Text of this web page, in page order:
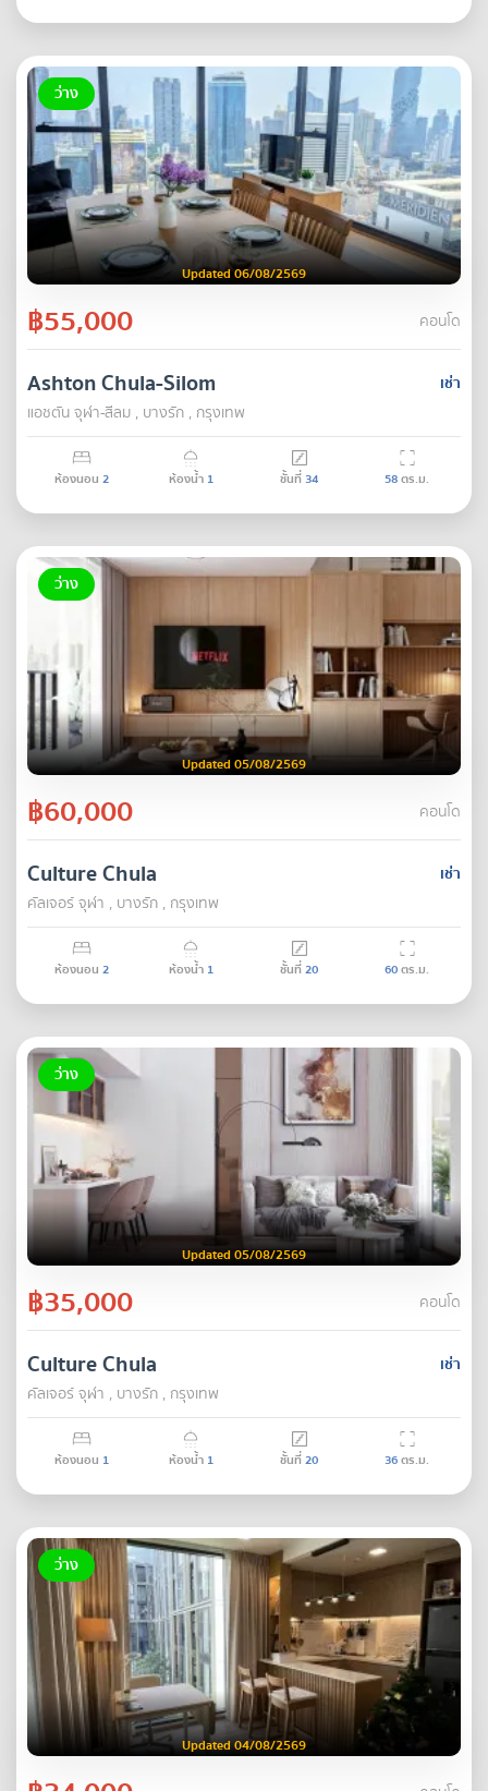
ว่าง
Updated 06/08/2569
฿55,000 คอนโด
เช่า
Ashton Chula-Silom
แอชตัน จุฬา-สีลม , บางรัก , กรุงเทพ
ห้องนอน 2 ห้องน้ำ 1 ชั้นที่34 58ตร.ม.
ว่าง
Updated 05/08/2569
฿60,000 คอนโด
เช่า
Culture Chula
คัลเจอร์ จุฬา , บางรัก , กรุงเทพ
ห้องนอน 2 ห้องน้ำ 1 ชั้นที่20 60ตร.ม.
ว่าง
Updated 05/08/2569
฿35,000 คอนโด
เช่า
Culture Chula
คัลเจอร์ จุฬา , บางรัก , กรุงเทพ
ห้องนอน 1 ห้องน้ำ 1 ชั้นที่20 36ตร.ม.
ว่าง
Updated 04/08/2569